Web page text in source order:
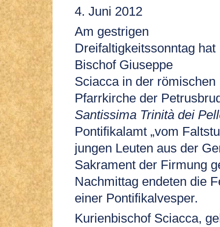
4. Juni 2012
Am gestrigen
Dreifaltigkeitssonntag hat
Bischof Giuseppe
Sciacca in der römischen
Pfarrkirche der
Santissima Trinità dei
Pontifikalamt „vom
jungen Leuten aus der
Sakrament der Firmung
Nachmittag endeten die
einer Pontifikalvesper.
Kurienbischof Sciacca,